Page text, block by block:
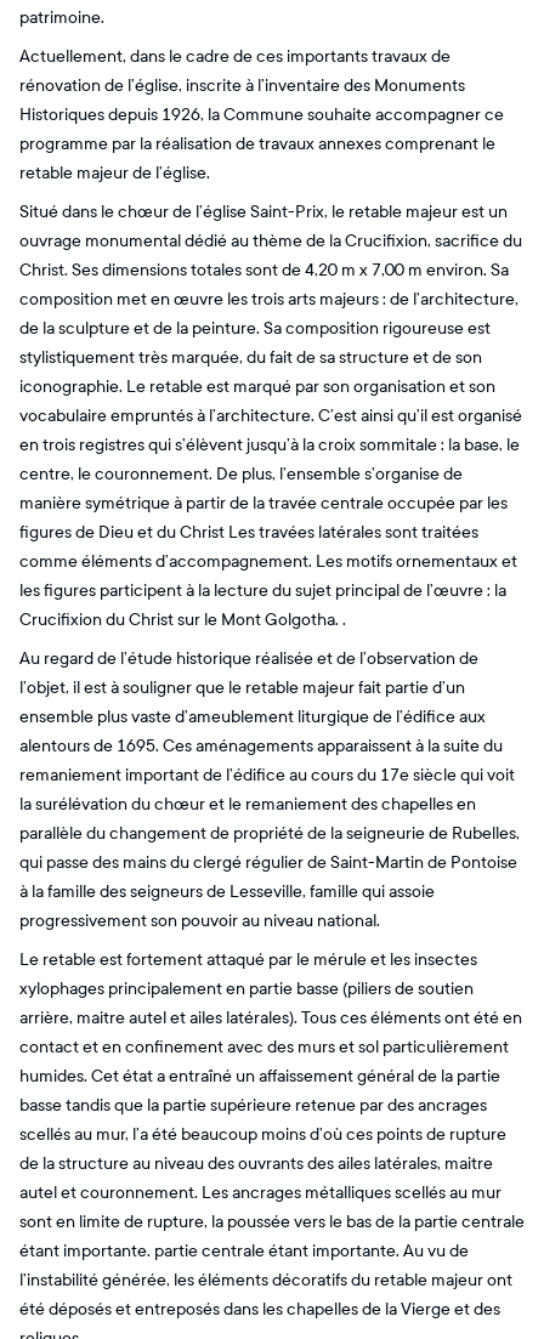
patrimoine.
Actuellement, dans le cadre de ces importants travaux de
rénovation de l’église, inscrite à l’inventaire des Monuments
Historiques depuis 1926, la Commune souhaite accompagner ce
programme par la réalisation de travaux annexes comprenant le
retable majeur de l’église.
Situé dans le chœur de l’église Saint-Prix, le retable majeur est un
ouvrage monumental dédié au thème de la Crucifixion, sacrifice du
Christ. Ses dimensions totales sont de 4,20 m x 7,00 m environ. Sa
composition met en œuvre les trois arts majeurs : de l’architecture,
de la sculpture et de la peinture. Sa composition rigoureuse est
stylistiquement très marquée, du fait de sa structure et de son
iconographie. Le retable est marqué par son organisation et son
vocabulaire empruntés à l’architecture. C’est ainsi qu’il est organisé
en trois registres qui s’élèvent jusqu’à la croix sommitale : la base, le
centre, le couronnement. De plus, l’ensemble s’organise de
manière symétrique à partir de la travée centrale occupée par les
figures de Dieu et du Christ Les travées latérales sont traitées
comme éléments d’accompagnement. Les motifs ornementaux et
les figures participent à la lecture du sujet principal de l’œuvre : la
Crucifixion du Christ sur le Mont Golgotha. .
Au regard de l’étude historique réalisée et de l’observation de
l’objet, il est à souligner que le retable majeur fait partie d’un
ensemble plus vaste d’ameublement liturgique de l’édifice aux
alentours de 1695. Ces aménagements apparaissent à la suite du
remaniement important de l’édifice au cours du 17e siècle qui voit
la surélévation du chœur et le remaniement des chapelles en
parallèle du changement de propriété de la seigneurie de Rubelles,
qui passe des mains du clergé régulier de Saint-Martin de Pontoise
à la famille des seigneurs de Lesseville, famille qui assoie
progressivement son pouvoir au niveau national.
Le retable est fortement attaqué par le mérule et les insectes
xylophages principalement en partie basse (piliers de soutien
arrière, maitre autel et ailes latérales). Tous ces éléments ont été en
contact et en confinement avec des murs et sol particulièrement
humides. Cet état a entraîné un affaissement général de la partie
basse tandis que la partie supérieure retenue par des ancrages
scellés au mur, l’a été beaucoup moins d’où ces points de rupture
de la structure au niveau des ouvrants des ailes latérales, maitre
autel et couronnement. Les ancrages métalliques scellés au mur
sont en limite de rupture, la poussée vers le bas de la partie centrale
étant importante. partie centrale étant importante. Au vu de
l’instabilité générée, les éléments décoratifs du retable majeur ont
été déposés et entreposés dans les chapelles de la Vierge et des